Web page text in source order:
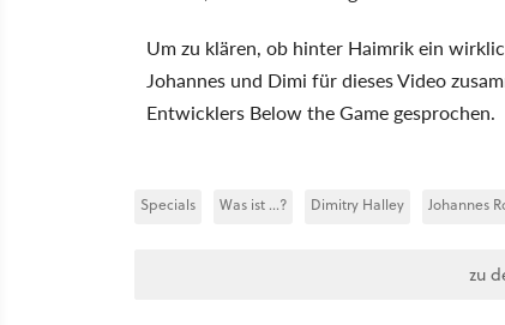
Um zu klären, ob hinter Haimrik ein
Johannes und Dimi für dieses Video
Entwicklers Below the Game gesprochen.
Specials Was ist ...? Dimitry Halley Johannes
zu